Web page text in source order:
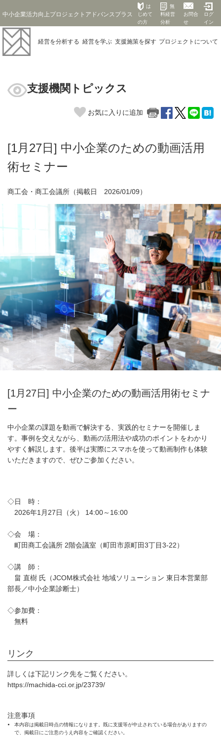
中小企業活力向上プロジェクトアドバンスプラス
は
じめて
の方
無
料経営
分析
お問合
せ
ログ
イン
経営を分析する 経営を学ぶ 支援施策を探す プロジェクト について
支援機関トピックス
お気に入りに追加
[1月27日] 中小企業のための動画活用
術セミナー
商工会・商工会議所（掲載日 2026/01/09）
[1月27日] 中小企業のための動画活用術セミナ
ー
中小企業の課題を動画で解決する、実践的セミナーを開催しま
す。事例を交えながら、動画の活用法や成功のポイントをわかり
やすく解説します。後半は実際にスマホを使って動画制作も体験
いただきますので、ぜひご参加ください。
◇日 時：
2026年1月27日（火） 14:00～16:00
◇会 場：
町田商工会議所 2階会議室（町田市原町田3丁目3-22）
◇講 師：
畠 直樹 氏（JCOM株式会社 地域ソリューション 東日本営業部
部長／中小企業診断士）
◇参加費：
無料
リンク
詳しくは下記リンク先をご覧ください。
https://machida-cci.or.jp/23739/
注意事項
本内容は掲載日時点の情報になります。既に支援等が中止されている場合がありますの
で、掲載日にご注意のうえ内容をご確認ください。